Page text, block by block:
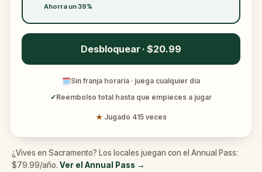
Ahorra un 39%
Desbloquear · $20.99
🗓Sin franja horaria · juega cualquier día
✓Reembolso total hasta que empieces a jugar
★ Jugado 415 veces
¿Vives en Sacramento? Los locales juegan con el Annual Pass:
$79.99/año. Ver el Annual Pass →